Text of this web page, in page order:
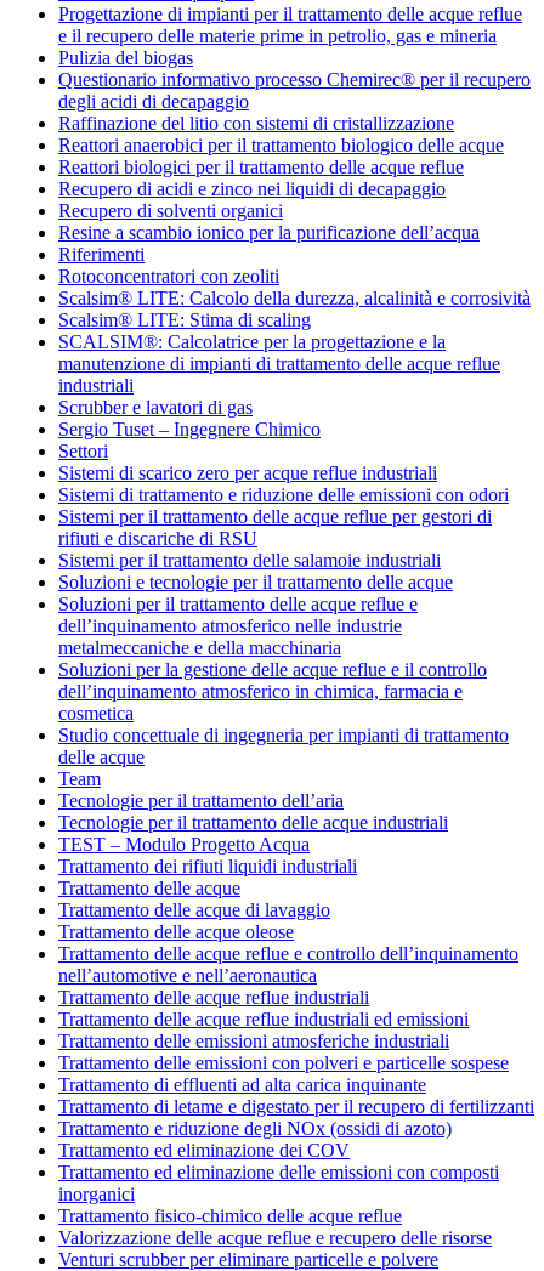
Progettazione di impianti per il trattamento delle acque reflue
e il recupero delle materie prime in petrolio, gas e mineria
Pulizia del biogas
Questionario informativo processo Chemirec® per il recupero
degli acidi di decapaggio
Raffinazione del litio con sistemi di cristallizzazione
Reattori anaerobici per il trattamento biologico delle acque
Reattori biologici per il trattamento delle acque reflue
Recupero di acidi e zinco nei liquidi di decapaggio
Recupero di solventi organici
Resine a scambio ionico per la purificazione dell’acqua
Riferimenti
Rotoconcentratori con zeoliti
Scalsim® LITE: Calcolo della durezza, alcalinità e corrosività
Scalsim® LITE: Stima di scaling
SCALSIM®: Calcolatrice per la progettazione e la
manutenzione di impianti di trattamento delle acque reflue
industriali
Scrubber e lavatori di gas
Sergio Tuset – Ingegnere Chimico
Settori
Sistemi di scarico zero per acque reflue industriali
Sistemi di trattamento e riduzione delle emissioni con odori
Sistemi per il trattamento delle acque reflue per gestori di
rifiuti e discariche di RSU
Sistemi per il trattamento delle salamoie industriali
Soluzioni e tecnologie per il trattamento delle acque
Soluzioni per il trattamento delle acque reflue e
dell’inquinamento atmosferico nelle industrie
metalmeccaniche e della macchinaria
Soluzioni per la gestione delle acque reflue e il controllo
dell’inquinamento atmosferico in chimica, farmacia e
cosmetica
Studio concettuale di ingegneria per impianti di trattamento
delle acque
Team
Tecnologie per il trattamento dell’aria
Tecnologie per il trattamento delle acque industriali
TEST – Modulo Progetto Acqua
Trattamento dei rifiuti liquidi industriali
Trattamento delle acque
Trattamento delle acque di lavaggio
Trattamento delle acque oleose
Trattamento delle acque reflue e controllo dell’inquinamento
nell’automotive e nell’aeronautica
Trattamento delle acque reflue industriali
Trattamento delle acque reflue industriali ed emissioni
Trattamento delle emissioni atmosferiche industriali
Trattamento delle emissioni con polveri e particelle sospese
Trattamento di effluenti ad alta carica inquinante
Trattamento di letame e digestato per il recupero di fertilizzanti
Trattamento e riduzione degli NOx (ossidi di azoto)
Trattamento ed eliminazione dei COV
Trattamento ed eliminazione delle emissioni con composti
inorganici
Trattamento fisico-chimico delle acque reflue
Valorizzazione delle acque reflue e recupero delle risorse
Venturi scrubber per eliminare particelle e polvere